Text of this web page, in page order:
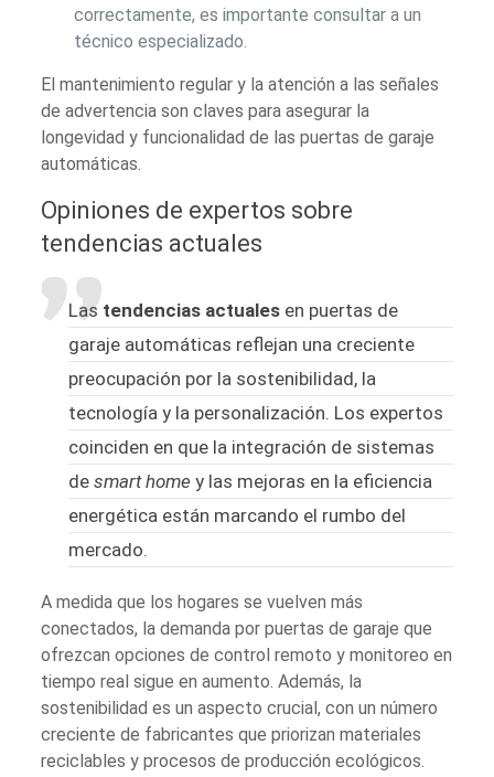
correctamente, es importante consultar a un
técnico especializado.
El mantenimiento regular y la atención a las señales
de advertencia son claves para asegurar la
longevidad y funcionalidad de las puertas de garaje
automáticas.
Opiniones de expertos sobre
tendencias actuales
Las tendencias actuales en puertas de
garaje automáticas reflejan una creciente
preocupación por la sostenibilidad, la
tecnología y la personalización. Los expertos
coinciden en que la integración de sistemas
desmart home y las mejoras en la eficiencia
energética están marcando el rumbo del
mercado.
A medida que los hogares se vuelven más
conectados, la demanda por puertas de garaje que
ofrezcan opciones de control remoto y monitoreo en
tiempo real sigue en aumento. Además, la
sostenibilidad es un aspecto crucial, con un número
creciente de fabricantes que priorizan materiales
reciclables y procesos de producción ecológicos.